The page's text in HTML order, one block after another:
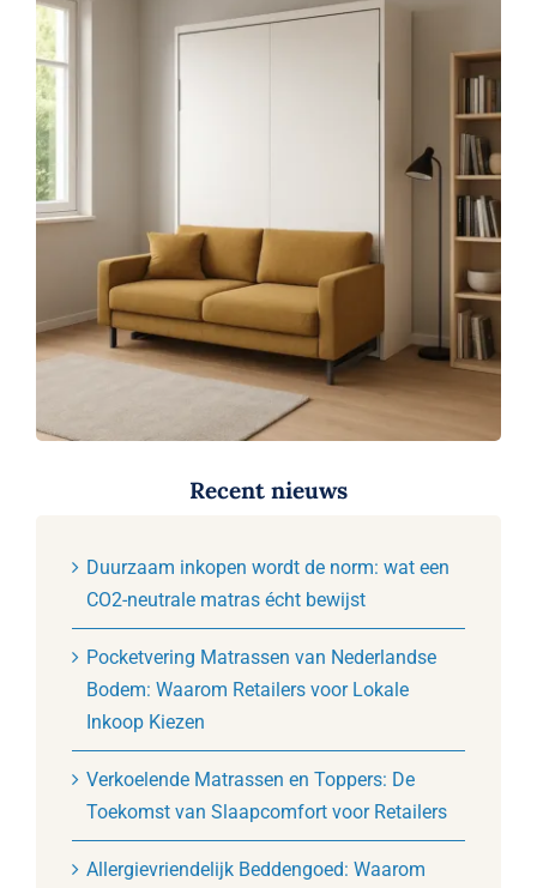
Recent nieuws
Duurzaam inkopen wordt de norm: wat een
CO2-neutrale matras écht bewijst
Pocketvering Matrassen van Nederlandse
Bodem: Waarom Retailers voor Lokale
Inkoop Kiezen
Verkoelende Matrassen en Toppers: De
Toekomst van Slaapcomfort voor Retailers
Allergievriendelijk Beddengoed: Waarom